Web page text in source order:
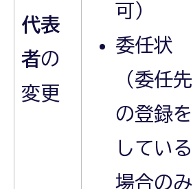
代表
者の
変更
可）
委任状
（委任先
の登録を
している
場合のみ